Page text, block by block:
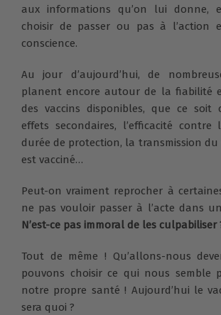
aux informations qu’on lui donne,
choisir de passer ou pas à l’action
conscience.
Au jour d’aujourd’hui, de
planent encore autour de la fiabilité
des vaccins disponibles, que ce soit
effets secondaires, l’efficacité
durée de protection, la transmission
est vacciné…
Peut-on vraiment reprocher à
ne pas vouloir passer à l’acte dans
N’est-ce pas immoral de les culpabiliser
Tout de même ! Qu’allons-nous
pouvons choisir ce qui nous semble
notre propre santé ! Aujourd’hui le
sera quoi ?